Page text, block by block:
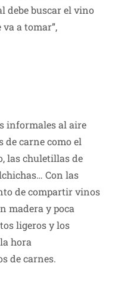
debe buscar el vino
a tomar”,
informales al aire
de carne como el
las chuletillas de
Con las
de compartir vinos
madera y poca
ligeros y los
hora
de carnes.